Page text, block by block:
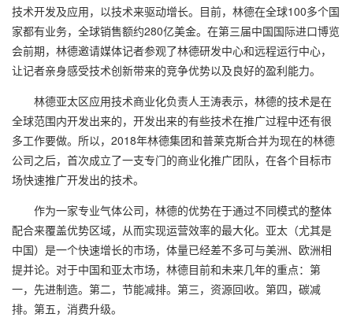
技术开发及应用，以技术来驱动增长。目前，林德在全球100多个国
家都有业务，全球销售额约280亿美金。在第三届中国国际进口博览
会前期，林德邀请媒体记者参观了林德研发中心和远程运行中心，
让记者亲身感受技术创新带来的竞争优势以及良好的盈利能力。
林德亚太区应用技术商业化负责人王涛表示，林德的技术是在
全球范围内开发出来的，开发出来的有些技术在推广过程中还有很
多工作要做。所以， 2018年林德集团和普莱克斯合并为现在的林德
公司之后，首次成立了一支专门的商业化推广团队，在各个目标市
场快速推广开发出的技术。
作为一家专业气体公司，林德的优势在于通过不同模式的整体
配合来覆盖优势区域，从而实现运营效率的最大化。亚太（尤其是
中国）是一个快速增长的市场，体量已经差不多可与美洲、欧洲相
提并论。对于中国和亚太市场，林德目前和未来几年的重点：第
一，先进制造。第二，节能减排。第三，资源回收。第四，碳减
排。第五，消费升级。